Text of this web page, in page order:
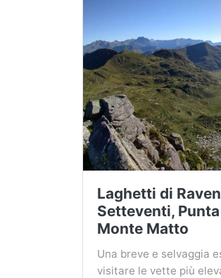
Laghetti di
Setteventi,
Monte Matto
Una breve e selvaggia
visitare le vette più